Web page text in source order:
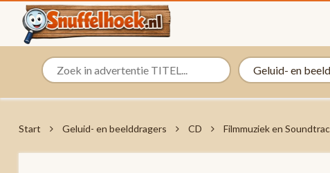
Start Geluid- en beelddragers CD Filmmuziek en